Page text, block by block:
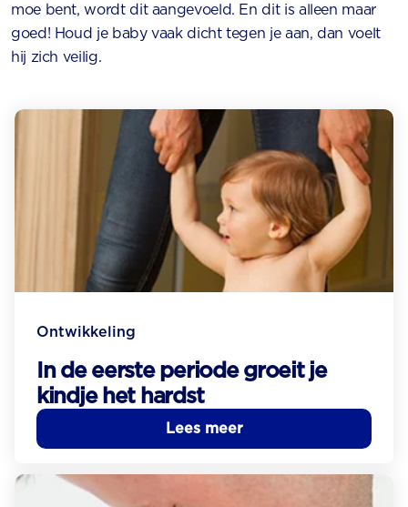
moe bent, wordt dit aangevoeld. En dit is alleen maar
goed! Houd je baby vaak dicht tegen je aan, dan voelt
hij zich veilig.
Ontwikkeling
In de eerste periode groeit je
kindje het hardst
Lees meer